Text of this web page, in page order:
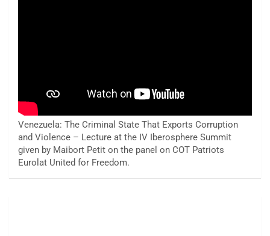
Venezuela: The Criminal State That Exports Corruption
and Violence – Lecture at the IV Iberosphere Summit
given by Maibort Petit on the panel on COT Patriots
Eurolat United for Freedom.